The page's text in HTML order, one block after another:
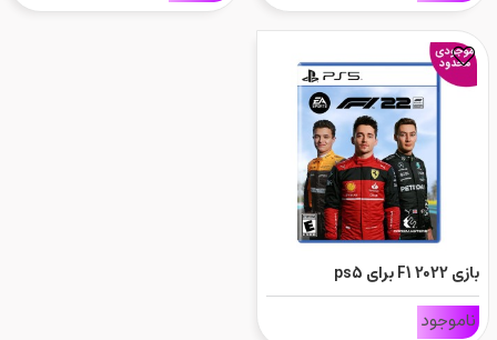
بازی F1 2022 برای ps5
ناموجود